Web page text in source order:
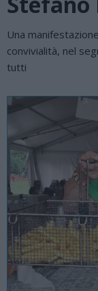
Una
convivialità, nel
tutti